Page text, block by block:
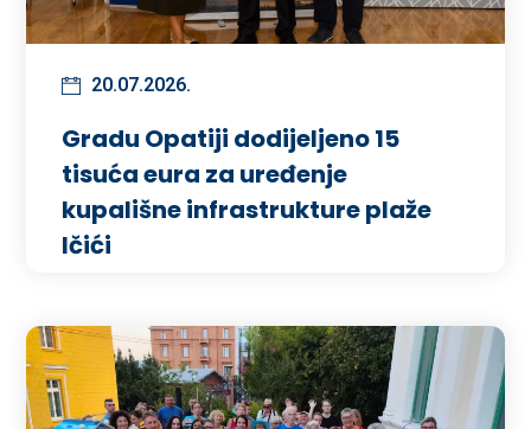
20.07.2026.
Gradu Opatiji dodijeljeno 15
tisuća eura za uređenje
kupališne infrastrukture plaže
Ičići